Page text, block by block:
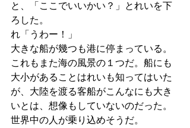
と、「ここでいいかい？」とれいを下
ろした。
れ「うわー！」
大きな船が幾つも港に停まっている。
これもまた海の風景の１つだ。船にも
大小があることはれいも知ってはいた
が、大陸を渡る客船がこんなにも大き
いとは、想像もしていないのだった。
世界中の人が乗り込めそうだ。